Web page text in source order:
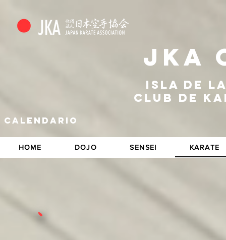
JKA
Isla de
CLUB DE
calendario
HOME DOJO SENSEI KARATE